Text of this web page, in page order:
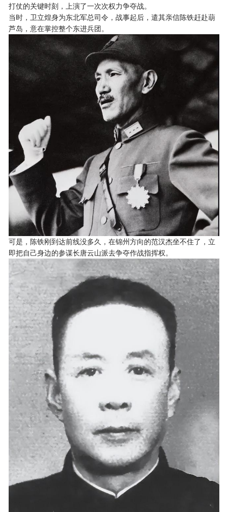
打仗的关键时刻，上演了一次次权力争夺战。
当时，卫立煌身为东北军总司令，战事起后，遣其亲信陈铁赶赴葫
芦岛，意在掌控整个东进兵团。
可是，陈铁刚到达前线没多久，在锦州方向的范汉杰坐不住了，立
即把自己身边的参谋长唐云山派去争夺作战指挥权。